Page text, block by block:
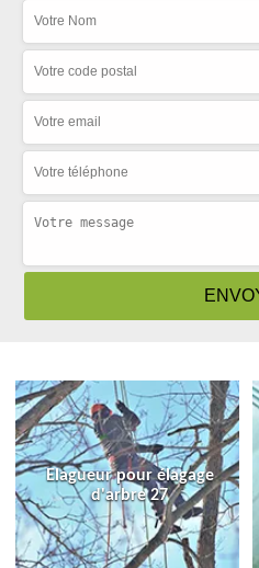
Elagueur pour élagage
d'arbre 27